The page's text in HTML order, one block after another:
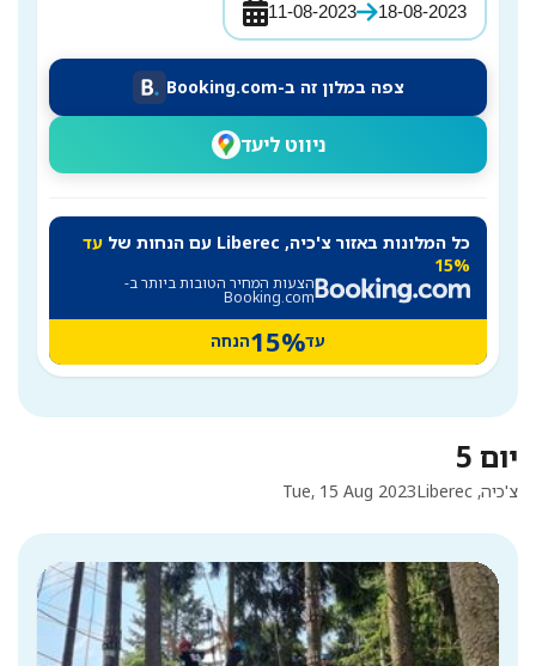
11-08-2023 18-08-2023
צפה במלון זה ב-Booking.com
ניווט ליעד
כל המלונות באזור צ'כיה, Liberec עם הנחות של
עד
15%
הצעות המחיר הטובות ביותר ב-
Booking.com
עד15%הנחה
יום 5
Tue, 15 Aug 2023 צ'כיה, Liberec